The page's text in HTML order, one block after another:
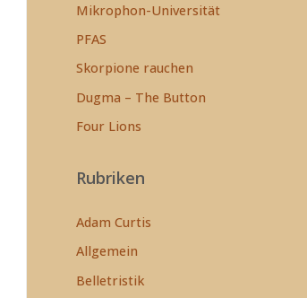
Mikrophon-Universität
PFAS
Skorpione rauchen
Dugma – The Button
Four Lions
Rubriken
Adam Curtis
Allgemein
Belletristik